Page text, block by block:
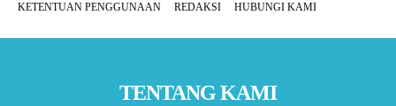
KETENTUAN PENGGUNAAN
REDAKSI HUBUNGI KAMI
TENTANG KAMI